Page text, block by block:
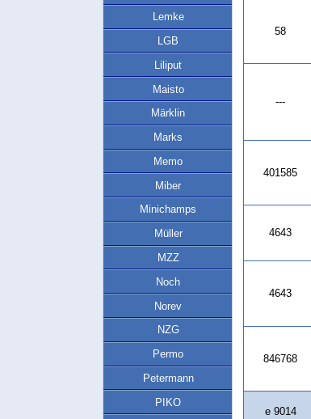
Lemke
LGB
Liliput
Maisto
Märklin
Marks
Memo
Miber
Minichamps
Müller
MZZ
Noch
Norev
NZG
Permo
Petermann
PIKO
58
---
401585
4643
4643
846768
e 9014